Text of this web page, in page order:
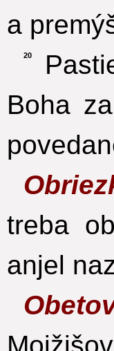
a
20
Boha
treba
anjel